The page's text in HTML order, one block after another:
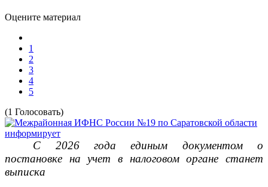
Оцените материал
1
2
3
4
5
(1 Голосовать)
С 2026 года единым документом о
постановке на учет в налоговом органе станет
выписка